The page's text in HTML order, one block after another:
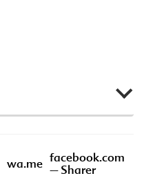
wa.me facebook.com
– Sharer